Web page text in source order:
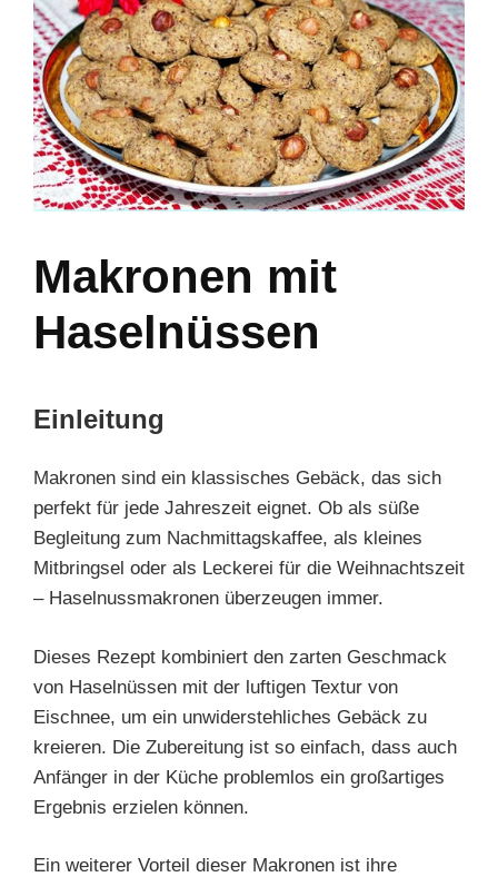
Makronen mit
Haselnüssen
Einleitung
Makronen sind ein klassisches Gebäck, das sich
perfekt für jede Jahreszeit eignet. Ob als süße
Begleitung zum Nachmittagskaffee, als kleines
Mitbringsel oder als Leckerei für die Weihnachtszeit
– Haselnussmakronen überzeugen immer.
Dieses Rezept kombiniert den zarten Geschmack
von Haselnüssen mit der luftigen Textur von
Eischnee, um ein unwiderstehliches Gebäck zu
kreieren. Die Zubereitung ist so einfach, dass auch
Anfänger in der Küche problemlos ein großartiges
Ergebnis erzielen können.
Ein weiterer Vorteil dieser Makronen ist ihre